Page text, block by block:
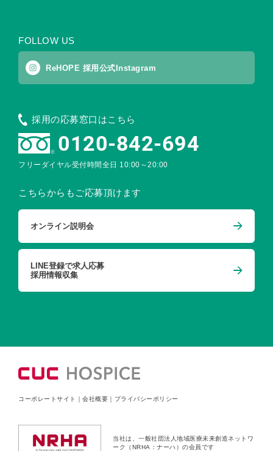
FOLLOW US
ReHOPE 採用公式Instagram
採用の応募窓口はこちら
0120-842-694
フリーダイヤル受付時間全日 10:00～20:00
こちらからもご応募頂けます
オンライン説明会
LINE登録で求人応募
採用情報収集
コーポレートサイト ｜ 会社概要 ｜ プライバシーポリシー
当社は、一般社団法人地域医療未来創造ネットワ
ーク（NRHA：ナーハ）の会員です